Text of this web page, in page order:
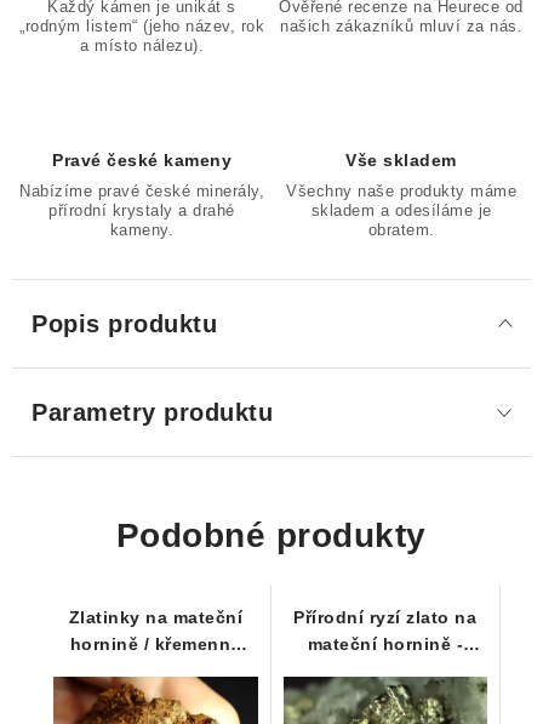
Každý kámen je unikát s
„rodným listem“ (jeho název, rok
a místo nálezu).
Ověřené recenze na Heurece od
našich zákazníků mluví za nás.
Pravé české kameny
Nabízíme pravé české minerály,
přírodní krystaly a drahé
kameny.
Vše skladem
Všechny naše produkty máme
skladem a odesíláme je
obratem.
Popis produktu
Parametry produktu
Podobné produkty
Zlatinky na mateční
hornině / křemenné
Přírodní ryzí zlato na
mateční hornině -